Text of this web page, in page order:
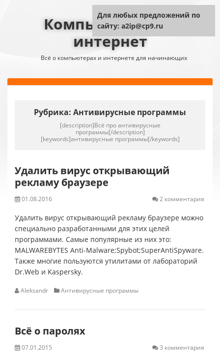
Компьютер плюс
интернет
Всё о компьютерах и интернете для начинающих
Рубрика: Антивирусные программы
[description]Всё про антивирусные
программы[/description]
[keywords]антивирусные программы[/keywords]
Удалить вирус открывающий
рекламу браузере
01.08.2016 2 комментария
Удалить вирус открывающий рекламу браузере можно
специально разработанными для этих целей
программами. Самые популярные из них это:
MALWAREBYTES Anti-Malware;Spybot;SuperAntiSpyware.
Также многие пользуются утилитами от лабораторий
Dr.Web и Kaspersky.
Aleksandr Антивирусные программы
Всё о паролях
07.01.2015 3 комментария
Для любых предложений по
сайту: a2ip@cp9.ru